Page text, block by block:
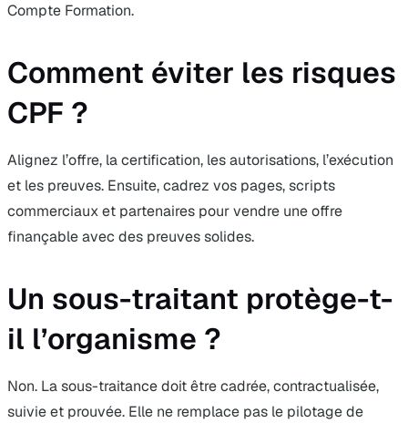
Compte Formation.
Comment éviter les risques
CPF ?
Alignez l’offre, la certification, les autorisations, l’exécution
et les preuves. Ensuite, cadrez vos pages, scripts
commerciaux et partenaires pour vendre une offre
finançable avec des preuves solides.
Un sous-traitant protège-t-
il l’organisme ?
Non. La sous-traitance doit être cadrée, contractualisée,
suivie et prouvée. Elle ne remplace pas le pilotage de